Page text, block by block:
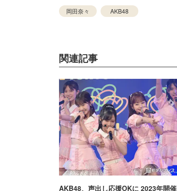
岡田奈々 AKB48
関連記事
AKB48、声出し応援OKに 2023年開催